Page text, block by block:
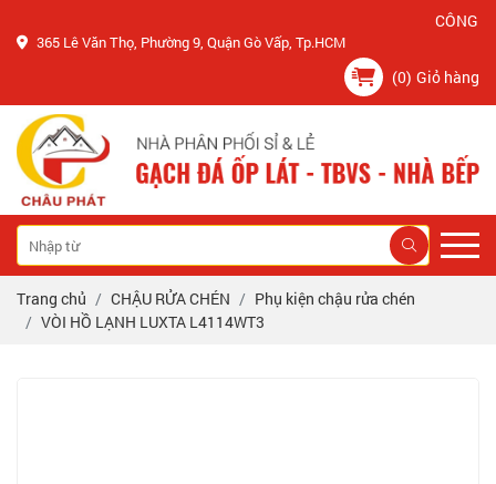
CÔNG TY
365 Lê Văn Thọ, Phường 9, Quận Gò Vấp, Tp.HCM
(0) Giỏ hàng
Trang chủ CHẬU RỬA CHÉN
Phụ kiện chậu rửa chén
VÒI HỒ LẠNH LUXTA L4114WT3